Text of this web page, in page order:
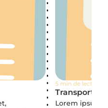
5 min de lecture
Transport
Lorem ipsum